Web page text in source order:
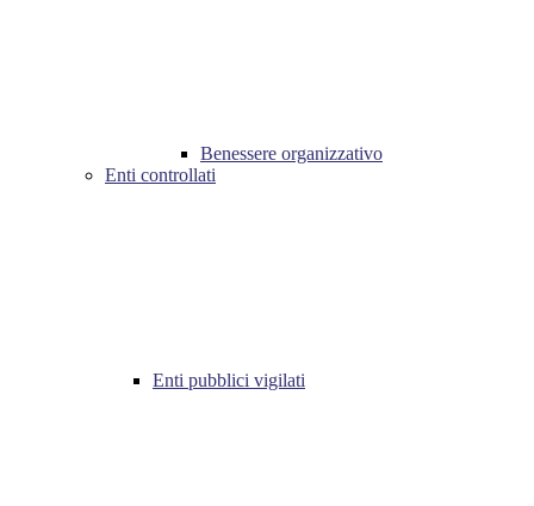
Benessere organizzativo
Enti controllati
Enti pubblici vigilati